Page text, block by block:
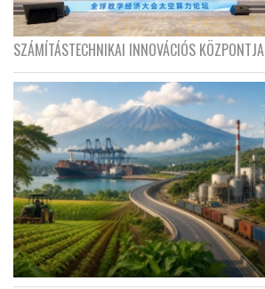
SZÁMÍTÁSTECHNIKAI INNOVÁCIÓS KÖZPONTJA